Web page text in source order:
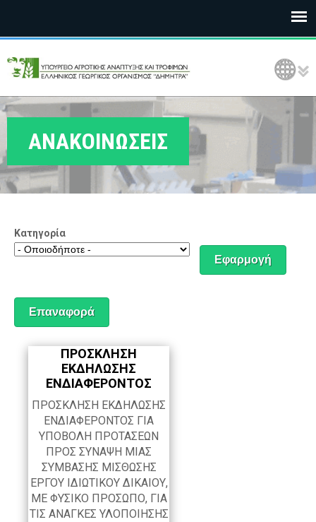
Ε
Λ
Γ
Δ
Η
Η
Ρ
Α
Language Selection
ΑΝΑΚΟΙΝΩΣΕΙΣ
Κατηγορία
ΠΡΟΣΚΛΗΣΗ
ΕΚΔΗΛΩΣΗΣ
ΕΝΔΙΑΦΕΡΟΝΤΟΣ
ΠΡΟΣΚΛΗΣΗ ΕΚΔΗΛΩΣΗΣ
ΕΝΔΙΑΦΕΡΟΝΤΟΣ ΓΙΑ
ΥΠΟΒΟΛΗ ΠΡΟΤΑΣΕΩΝ
ΠΡΟΣ ΣΥΝΑΨΗ ΜΙΑΣ
ΣΥΜΒΑΣΗΣ ΜΙΣΘΩΣΗΣ
ΕΡΓΟΥ ΙΔΙΩΤΙΚΟΥ ΔΙΚΑΙΟΥ,
ΜΕ ΦΥΣΙΚΟ ΠΡΟΣΩΠΟ, ΓΙΑ
ΤΙΣ ΑΝΑΓΚΕΣ ΥΛΟΠΟΙΗΣΗΣ